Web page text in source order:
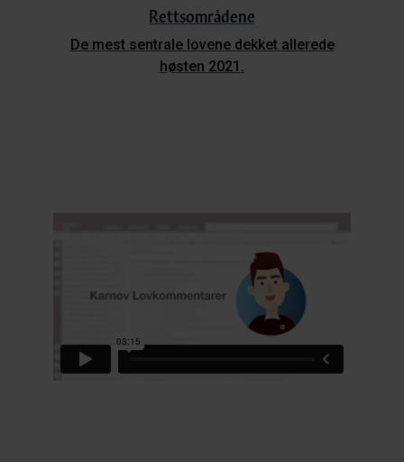
Rettsområdene
De mest sentrale lovene dekket allerede
høsten 2021.